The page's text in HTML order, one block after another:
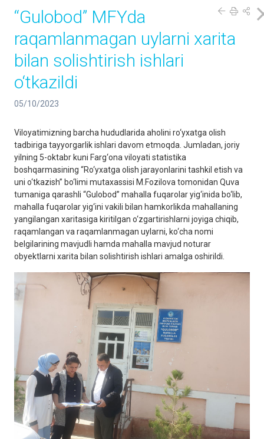
“Gulobod” MFYda
raqamlanmagan uylarni xarita
bilan solishtirish ishlari
o‘tkazildi
05/10/2023
Viloyatimizning barcha hududlarida aholini ro‘yxatga olish
tadbiriga tayyorgarlik ishlari davom etmoqda. Jumladan, joriy
yilning 5-oktabr kuni Farg‘ona viloyati statistika
boshqarmasining “Ro‘yxatga olish jarayonlarini tashkil etish va
uni o‘tkazish” bo‘limi mutaxassisi M.Fozilova tomonidan Quva
tumaniga qarashli “Gulobod” mahalla fuqarolar yig‘inida bo‘lib,
mahalla fuqarolar yig‘ini vakili bilan hamkorlikda mahallaning
yangilangan xaritasiga kiritilgan o‘zgartirishlarni joyiga chiqib,
raqamlangan va raqamlanmagan uylarni, ko‘cha nomi
belgilarining mavjudli hamda mahalla mavjud noturar
obyektlarni xarita bilan solishtirish ishlari amalga oshirildi.